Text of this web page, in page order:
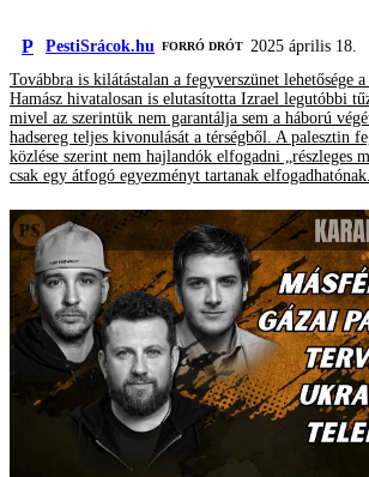
P PestiSrácok.hu FORRÓ DRÓT 2025 április 18.
Továbbra is kilátástalan a fegyverszünet lehetősége
Hamász hivatalosan is elutasította Izrael legutóbbi
mivel az szerintük nem garantálja sem a háború
hadsereg teljes kivonulását a térségből. A palesztin
közlése szerint nem hajlandók elfogadni „részleges
csak egy átfogó egyezményt tartanak elfogadhatónak.